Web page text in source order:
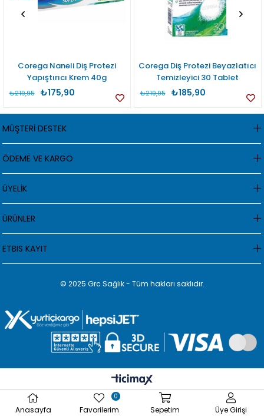
Corega Naneli Diş Protezi
Yapıştırıcı Krem 40g
₺175,90
₺219,95
Corega Diş Protezi Beyazlatıcı
Temizleyici 30 Tablet
₺185,90
₺219,95
MÜŞTERİ DESTEK
ÖDEME VE KARGO
ÜYELİK
ÜRÜNLER
ETBIS KAYIT
© 2025 Grc Sağlık - Tüm hakları saklıdır.
Anasayfa Favorilerim
0
Sepetim Üye Girişi